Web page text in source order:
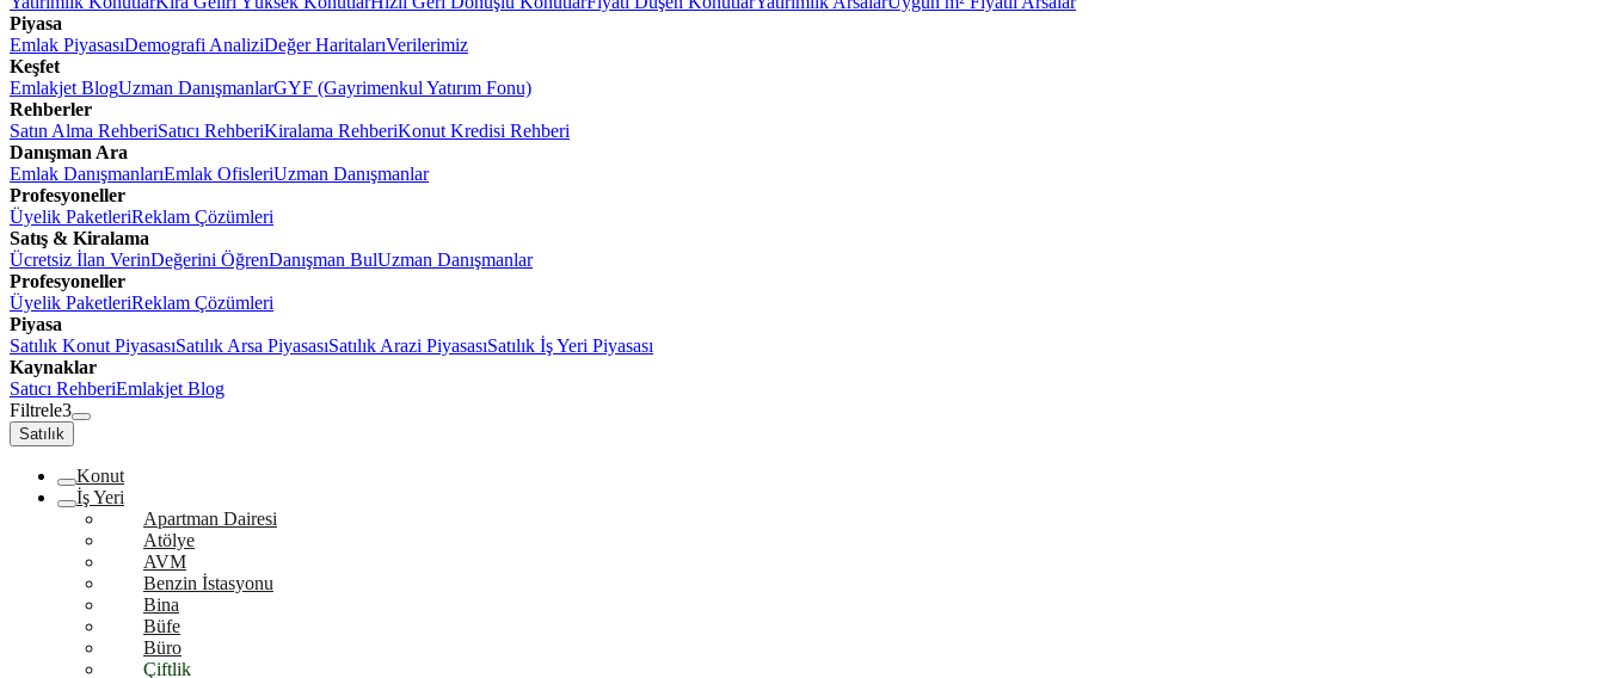
Piyasa
Emlak PiyasasıDemografi AnaliziDeğer HaritalarıVerilerimiz
Keşfet
Emlakjet BlogUzman DanışmanlarGYF (Gayrimenkul Yatırım Fonu)
Rehberler
Satın Alma RehberiSatıcı RehberiKiralama RehberiKonut Kredisi Rehberi
Danışman Ara
Emlak DanışmanlarıEmlak OfisleriUzman Danışmanlar
Profesyoneller
Üyelik PaketleriReklam Çözümleri
Satış & Kiralama
Ücretsiz İlan VerinDeğerini ÖğrenDanışman BulUzman Danışmanlar
Profesyoneller
Üyelik PaketleriReklam Çözümleri
Piyasa
Satılık Konut PiyasasıSatılık Arsa PiyasasıSatılık Arazi PiyasasıSatılık İş Yeri Piyasası
Kaynaklar
Satıcı RehberiEmlakjet Blog
Filtrele3
Satılık
Konut
İş Yeri
Apartman Dairesi
Atölye
AVM
Benzin İstasyonu
Bina
Büfe
Büro
Çiftlik